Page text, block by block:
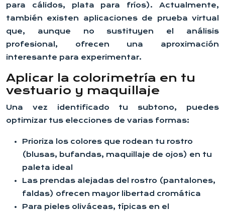
para cálidos, plata para fríos). Actualmente,
también existen aplicaciones de prueba virtual
que, aunque no sustituyen el análisis
profesional, ofrecen una aproximación
interesante para experimentar.
Aplicar la colorimetría en tu
vestuario y maquillaje
Una vez identificado tu subtono, puedes
optimizar tus elecciones de varias formas:
Prioriza los colores que rodean tu rostro
(blusas, bufandas, maquillaje de ojos) en tu
paleta ideal
Las prendas alejadas del rostro (pantalones,
faldas) ofrecen mayor libertad cromática
Para pieles oliváceas, típicas en el